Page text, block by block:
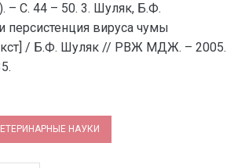
– С. 44 – 50. 3. Шуляк, Б.Ф.
персистенция вируса чумы
/ Б.Ф. Шуляк // РВЖ МДЖ. – 2005.
НАУКИ